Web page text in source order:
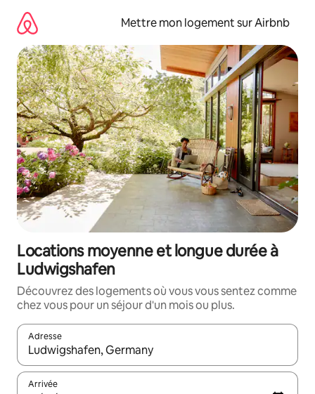
directement
contenu
Mettre mon logement sur Airbnb
Locations moyenne et longue durée à
Ludwigshafen
Découvrez des logements où vous vous sentez comme
chez vous pour un séjour d'un mois ou plus.
Adresse
Lorsque les résultats s'affichent, utilisez les flèches vers le
Arrivée